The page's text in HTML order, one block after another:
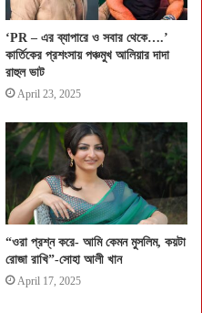
‘PR – এর ব্যাপারে ও সবার থেকে….’
কার্তিকের প্রশংসায় পঞ্চমুখ আলিয়ার দাদা
রাহুল ভাট
April 23, 2025
“ওরা প্রশ্ন করে- আমি কেমন মুসলিম, কয়টা
রোজা রাখি”-সোহা আলী খান
April 17, 2025